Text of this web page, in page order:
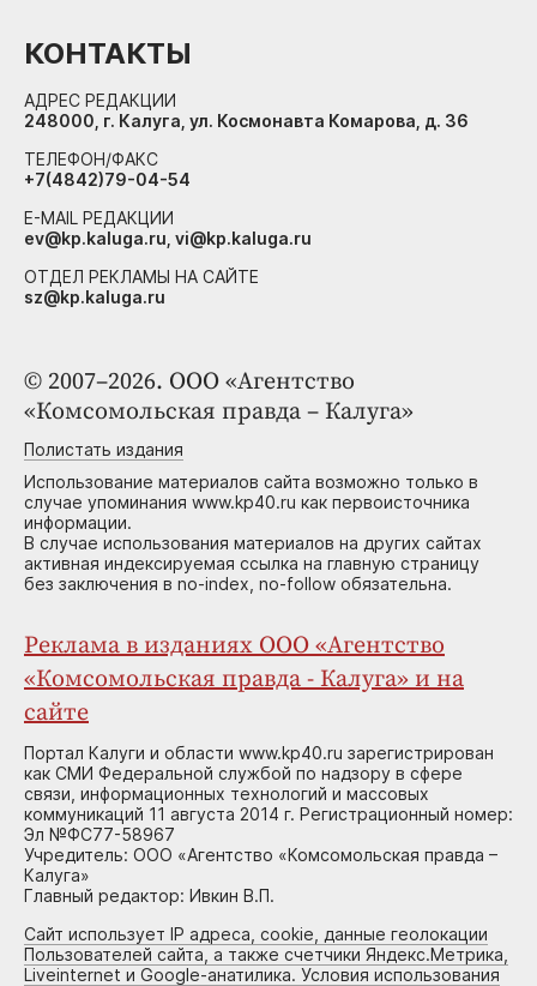
© 2007–2026. ООО «Агентство
«Комсомольская правда – Калуга»
Полистать издания
Использование материалов сайта возможно только в
случае упоминания www.kp40.ru как первоисточника
информации.
В случае использования материалов на других сайтах
активная индексируемая ссылка на главную страницу
без заключения в no-index, no-follow обязательна.
Реклама в изданиях ООО «Агентство
«Комсомольская правда - Калуга» и на
сайте
Портал Калуги и области www.kp40.ru зарегистрирован
как СМИ Федеральной службой по надзору в сфере
связи, информационных технологий и массовых
коммуникаций 11 августа 2014 г. Регистрационный номер:
Эл №ФС77-58967
Учредитель: ООО «Агентство «Комсомольская правда –
Калуга»
Главный редактор: Ивкин В.П.
Сайт использует IP адреса, cookie, данные геолокации
Пользователей сайта, а также счетчики Яндекс.Метрика,
Liveinternet и Google-анатилика. Условия использования
КОНТАКТЫ
АДРЕС РЕДАКЦИИ
248000, г. Калуга, ул. Космонавта Комарова, д. 36
ТЕЛЕФОН/ФАКС
+7(4842)79-04-54
E-MAIL РЕДАКЦИИ
ev@kp.kaluga.ru, vi@kp.kaluga.ru
ОТДЕЛ РЕКЛАМЫ НА САЙТЕ
sz@kp.kaluga.ru